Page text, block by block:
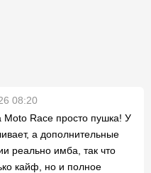
08:20
Race просто пушка! У
а дополнительные
реально имба, так что
кайф, но и полное